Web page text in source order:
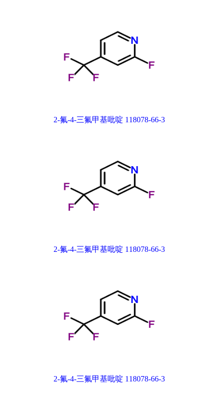
2-氟-4-三氟甲基吡啶 118078-66-3
2-氟-4-三氟甲基吡啶 118078-66-3
2-氟-4-三氟甲基吡啶 118078-66-3